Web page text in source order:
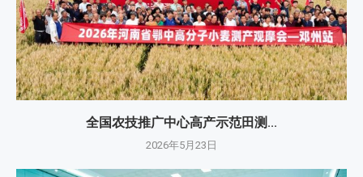
全国农技推广中心高产示范田测...
2026年5月23日